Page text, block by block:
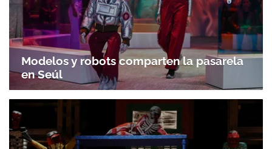
Modelos y robots comparten la pasarela
en Seúl